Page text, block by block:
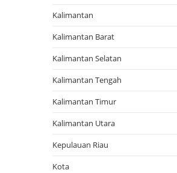
Kalimantan
Kalimantan Barat
Kalimantan Selatan
Kalimantan Tengah
Kalimantan Timur
Kalimantan Utara
Kepulauan Riau
Kota